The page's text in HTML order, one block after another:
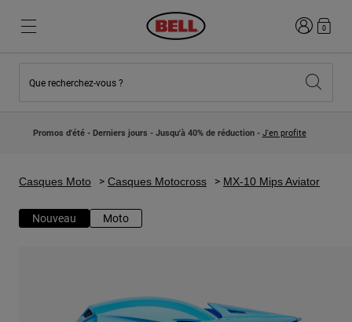
Nouveautés
Casques Motocross Enfant
Explorez Moto
Jet
Nouveautés
Lifestyle
Intégrales
Connexion
0
Que recherchez-vous ?
Promos d'été - Derniers jours - Jusqu'à 40% de réduction - J'en profite
Casques Moto Casques Motocross MX-10 Mips Aviator
Nouveau Moto